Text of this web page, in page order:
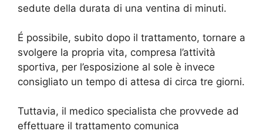
sedute della durata di una ventina di minuti.
É possibile, subito dopo il trattamento, tornare a
svolgere la propria vita, compresa l’attività
sportiva, per l’esposizione al sole è invece
consigliato un tempo di attesa di circa tre giorni.
Tuttavia, il medico specialista che provvede ad
effettuare il trattamento comunica